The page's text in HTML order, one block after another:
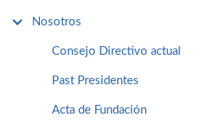
Nosotros
Consejo Directivo actual
Past Presidentes
Acta de Fundación